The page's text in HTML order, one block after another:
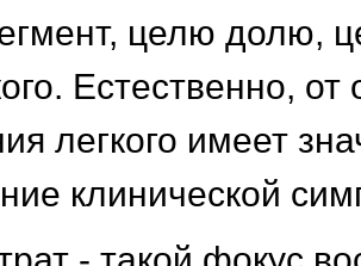
целю долю,
Естественно,
легкого имеет
клинической